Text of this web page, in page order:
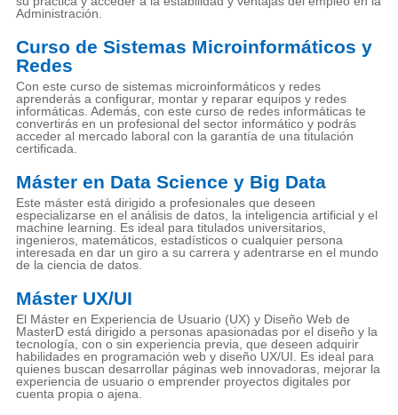
Administración.
Curso de Sistemas Microinformáticos y
Redes
Con este curso de sistemas microinformáticos y redes
aprenderás a configurar, montar y reparar equipos y redes
informáticas. Además, con este curso de redes informáticas te
convertirás en un profesional del sector informático y podrás
acceder al mercado laboral con la garantía de una titulación
certificada.
Máster en Data Science y Big Data
Este máster está dirigido a profesionales que deseen
especializarse en el análisis de datos, la inteligencia artificial y el
machine learning. Es ideal para titulados universitarios,
ingenieros, matemáticos, estadísticos o cualquier persona
interesada en dar un giro a su carrera y adentrarse en el mundo
de la ciencia de datos.
Máster UX/UI
El Máster en Experiencia de Usuario (UX) y Diseño Web de
MasterD está dirigido a personas apasionadas por el diseño y la
tecnología, con o sin experiencia previa, que deseen adquirir
habilidades en programación web y diseño UX/UI. Es ideal para
quienes buscan desarrollar páginas web innovadoras, mejorar la
experiencia de usuario o emprender proyectos digitales por
cuenta propia o ajena.